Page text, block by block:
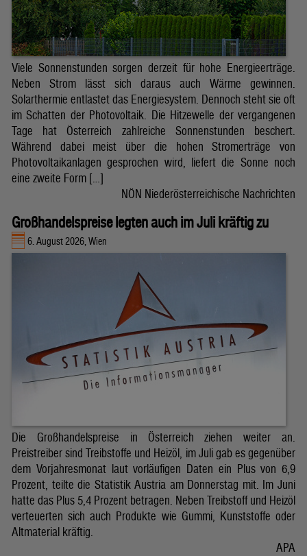
Viele Sonnenstunden sorgen derzeit für hohe Energieerträge.
Neben Strom lässt sich daraus auch Wärme gewinnen.
Solarthermie entlastet das Energiesystem. Dennoch steht sie oft
im Schatten der Photovoltaik. Die Hitzewelle der vergangenen
Tage hat Österreich zahlreiche Sonnenstunden beschert.
Während dabei meist über die hohen Stromerträge von
Photovoltaikanlagen gesprochen wird, liefert die Sonne noch
eine zweite Form […]
NÖN Niederösterreichische Nachrichten
Großhandelspreise legten auch im Juli kräftig zu
6. August 2026, Wien
Die Großhandelspreise in Österreich ziehen weiter an.
Preistreiber sind Treibstoffe und Heizöl, im Juli gab es gegenüber
dem Vorjahresmonat laut vorläufigen Daten ein Plus von 6,9
Prozent, teilte die Statistik Austria am Donnerstag mit. Im Juni
hatte das Plus 5,4 Prozent betragen. Neben Treibstoff und Heizöl
verteuerten sich auch Produkte wie Gummi, Kunststoffe oder
Altmaterial kräftig.
APA